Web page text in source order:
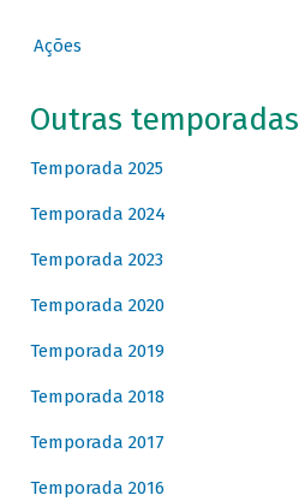
Ações
Outras temporadas
Temporada 2025
Temporada 2024
Temporada 2023
Temporada 2020
Temporada 2019
Temporada 2018
Temporada 2017
Temporada 2016